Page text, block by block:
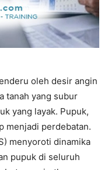
oleh desir angin
tanah yang subur
yang layak. Pupuk,
menjadi perdebatan.
menyoroti dinamika
pupuk di seluruh